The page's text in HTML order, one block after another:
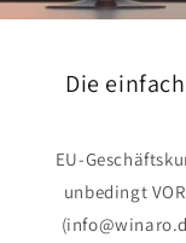
Die
EU-
unbedingt